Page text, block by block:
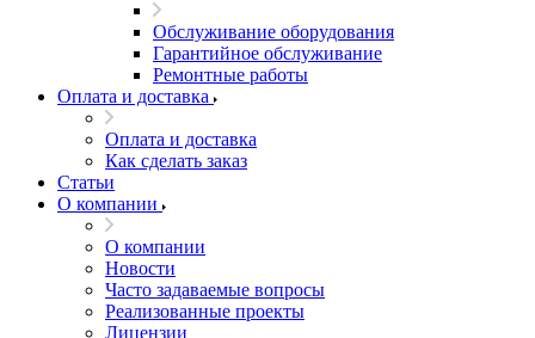
Обслуживание оборудования
Гарантийное обслуживание
Ремонтные работы
Оплата и доставка
Оплата и доставка
Как сделать заказ
Статьи
О компании
О компании
Новости
Часто задаваемые вопросы
Реализованные проекты
Лицензии